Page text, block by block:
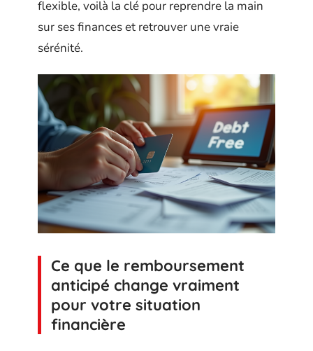
flexible, voilà la clé pour reprendre la main
sur ses finances et retrouver une vraie
sérénité.
Ce que le remboursement
anticipé change vraiment
pour votre situation
financière